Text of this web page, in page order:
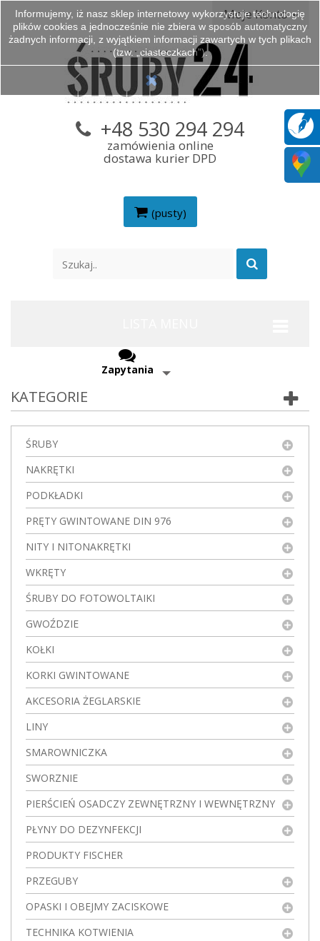
Moje Konto
(pusty)
+48 530 294 294
zamówienia online
dostawa kurier DPD
Zapytania
KATEGORIE
ŚRUBY
NAKRĘTKI
PODKŁADKI
PRĘTY GWINTOWANE DIN 976
NITY I NITONAKRĘTKI
WKRĘTY
ŚRUBY DO FOTOWOLTAIKI
GWOŹDZIE
KOŁKI
KORKI GWINTOWANE
AKCESORIA ŻEGLARSKIE
LINY
SMAROWNICZKA
SWORZNIE
PIERŚCIEŃ OSADCZY ZEWNĘTRZNY I WEWNĘTRZNY
PŁYNY DO DEZYNFEKCJI
PRODUKTY FISCHER
PRZEGUBY
OPASKI I OBEJMY ZACISKOWE
TECHNIKA KOTWIENIA
Informujemy, iż nasz sklep internetowy wykorzystuje technologię
plików cookies a jednocześnie nie zbiera w sposób automatyczny
żadnych informacji, z wyjątkiem informacji zawartych w tych plikach
(tzw. „ciasteczkach”).